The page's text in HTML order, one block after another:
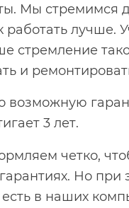
Мы стремимся
работать лучше.
стремление
и
возможную
3 лет.
четко,
Но
в наших